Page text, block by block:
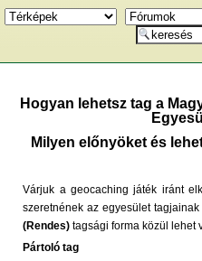
Hogyan lehetsz tag a
Milyen előnyöket és
Várjuk a geocaching játék iránt
szeretnének az egyesület
(Rendes) tagsági forma közül lehet
Pártoló tag